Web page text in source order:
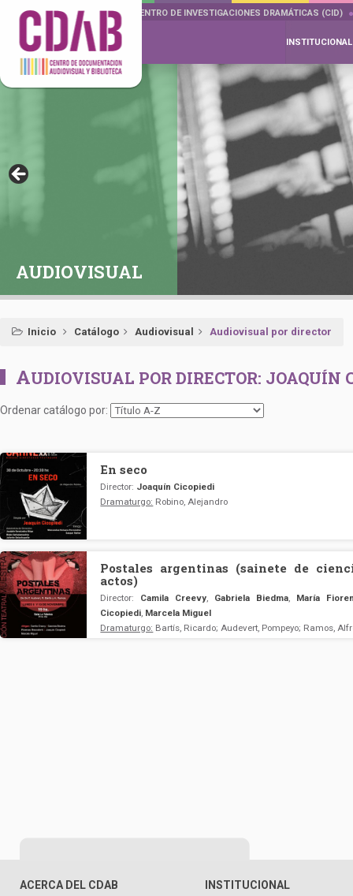
DOCUMENTA DRAMÁTICAS CENTRO DE INVESTIGACIONES DRAMÁTICAS (CID)
INSTITUCIONAL
AUDIOVISUAL
Inicio Catálogo Audiovisual Audiovisual por director
AUDIOVISUAL POR DIRECTOR: JOAQUÍN
Ordenar catálogo por:
En seco
Director: Joaquín Cicopiedi
Dramaturgo: Robino, Alejandro
Postales argentinas (sainete de
actos)
Director: Camila Creevy, Gabriela Biedma, María
Cicopiedi, Marcela Miguel
Dramaturgo: Bartís, Ricardo; Audevert, Pompeyo; Ramos,
ACERCA DEL CDAB INSTITUCIONAL